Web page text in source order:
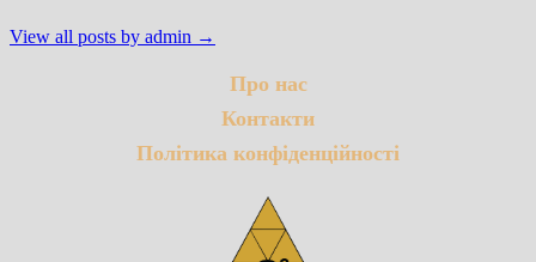
View all posts by admin →
Про нас
Контакти
Політика конфіденційності